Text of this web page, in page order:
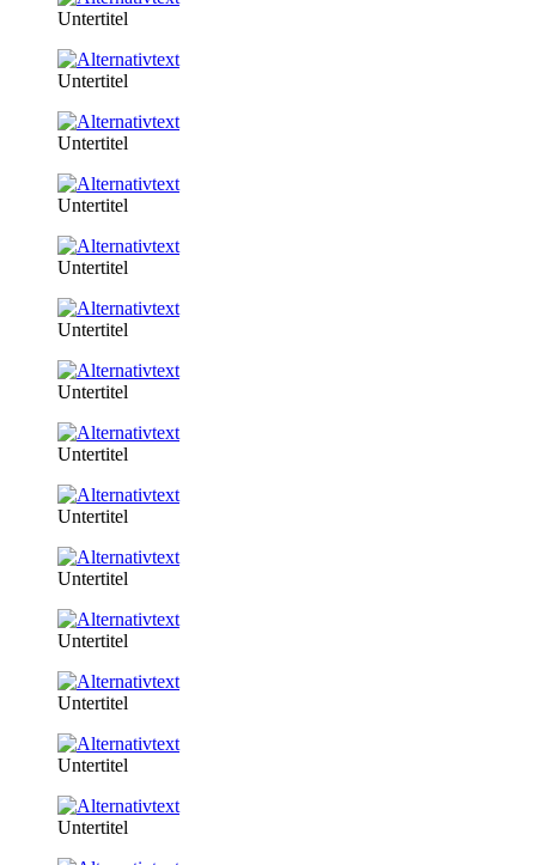
Untertitel
Untertitel
Untertitel
Untertitel
Untertitel
Untertitel
Untertitel
Untertitel
Untertitel
Untertitel
Untertitel
Untertitel
Untertitel
Untertitel